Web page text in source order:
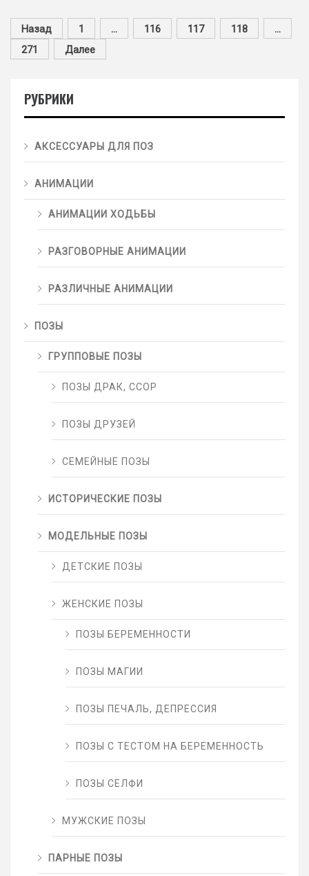
Назад 1 … 116 117 118
…
271
Далее
РУБРИКИ
АКСЕССУАРЫ ДЛЯ ПОЗ
АНИМАЦИИ
АНИМАЦИИ ХОДЬБЫ
РАЗГОВОРНЫЕ АНИМАЦИИ
РАЗЛИЧНЫЕ АНИМАЦИИ
ПОЗЫ
ГРУППОВЫЕ ПОЗЫ
ПОЗЫ ДРАК, ССОР
ПОЗЫ ДРУЗЕЙ
СЕМЕЙНЫЕ ПОЗЫ
ИСТОРИЧЕСКИЕ ПОЗЫ
МОДЕЛЬНЫЕ ПОЗЫ
ДЕТСКИЕ ПОЗЫ
ЖЕНСКИЕ ПОЗЫ
ПОЗЫ БЕРЕМЕННОСТИ
ПОЗЫ МАГИИ
ПОЗЫ ПЕЧАЛЬ, ДЕПРЕССИЯ
ПОЗЫ С ТЕСТОМ НА БЕРЕМЕННОСТЬ
ПОЗЫ СЕЛФИ
МУЖСКИЕ ПОЗЫ
ПАРНЫЕ ПОЗЫ